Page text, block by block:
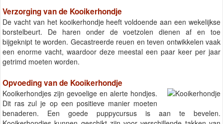
Verzorging van de Kooikerhondje
De vacht van het kooikerhondje heeft voldoende aan een wekelijkse
borstelbeurt. De haren onder de voetzolen dienen af en toe
bijgeknipt te worden. Gecastreerde reuen en teven ontwikkelen vaak
een enorme vacht, waardoor deze meestal een paar keer per jaar
getrimd moeten worden.
Opvoeding van de Kooikerhondje
Kooikerhondjes zijn gevoelige en alerte hondjes.
Dit ras zul je op een positieve manier moeten
benaderen. Een goede puppycursus is aan te bevelen.